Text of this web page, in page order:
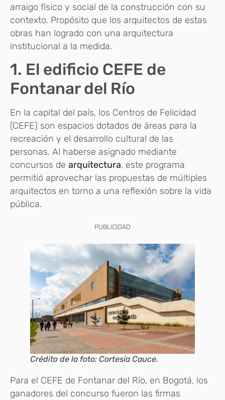
arraigo físico y social de la construcción con su
contexto. Propósito que los arquitectos de estas
obras han logrado con una arquitectura
institucional a la medida.
1. El edificio CEFE de
Fontanar del Río
En la capital del país, los Centros de Felicidad
(CEFE) son espacios dotados de áreas para la
recreación y el desarrollo cultural de las
personas. Al haberse asignado mediante
concursos de arquitectura, este programa
permitió aprovechar las propuestas de múltiples
arquitectos en torno a una reflexión sobre la vida
pública.
PUBLICIDAD
Crédito de la foto: Cortesía Cauce.
Para el CEFE de Fontanar del Río, en Bogotá, los
ganadores del concurso fueron las firmas